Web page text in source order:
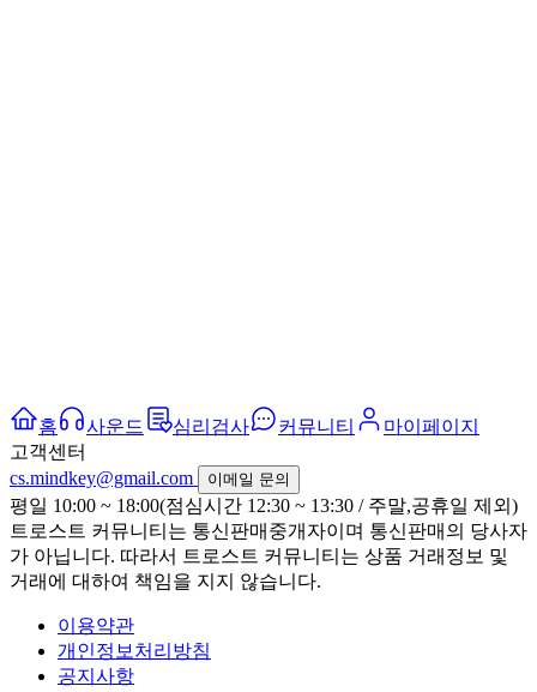
홈 사운드 심리검사 커뮤니티
마이페이지
고객센터
cs.mindkey@gmail.com
이메일 문의
평일 10:00 ~ 18:00(점심시간 12:30 ~ 13:30 / 주말,공휴일 제외)
트로스트 커뮤니티는 통신판매중개자이며 통신판매의 당사자
가 아닙니다. 따라서 트로스트 커뮤니티는 상품 거래정보 및
거래에 대하여 책임을 지지 않습니다.
이용약관
개인정보처리방침
공지사항